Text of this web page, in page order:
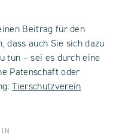
Beitrag für den
dass auch Sie sich dazu
tun – sei es durch eine
Patenschaft oder
Tierschutzverein